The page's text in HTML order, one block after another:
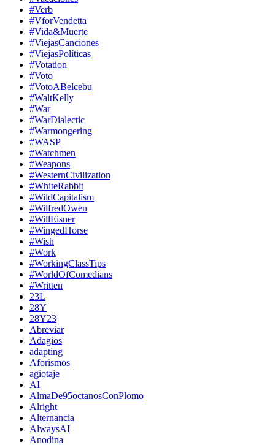
#Verb
#VforVendetta
#Vida&Muerte
#ViejasCanciones
#ViejasPolíticas
#Votation
#Voto
#VotoABelcebu
#WaltKelly
#War
#WarDialectic
#Warmongering
#WASP
#Watchmen
#Weapons
#WesternCivilization
#WhiteRabbit
#WildCapitalism
#WilfredOwen
#WillEisner
#WingedHorse
#Wish
#Work
#WorkingClassTips
#WorldOfComedians
#Written
23L
28Y
28Y23
Abreviar
Adagios
adapting
Aforismos
agiotaje
AI
AlmaDe95octanosConPlomo
Alright
Alternancia
AlwaysAI
Anodina